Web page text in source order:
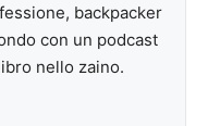
backpacker
con un podcast
nello zaino.